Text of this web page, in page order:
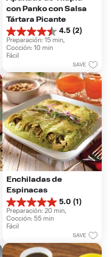
con Panko con Salsa
Tártara Picante
4.5 (2)
4.5
de
5
estrellas.
reseñas
Preparación: 15 min,
Cocción: 10 min
Fácil
SAVE
Enchiladas de
Espinacas
5.0 (1)
5.0
de
5
estrellas.
reseña
Preparación: 20 min,
Cocción: 55 min
Fácil
SAVE